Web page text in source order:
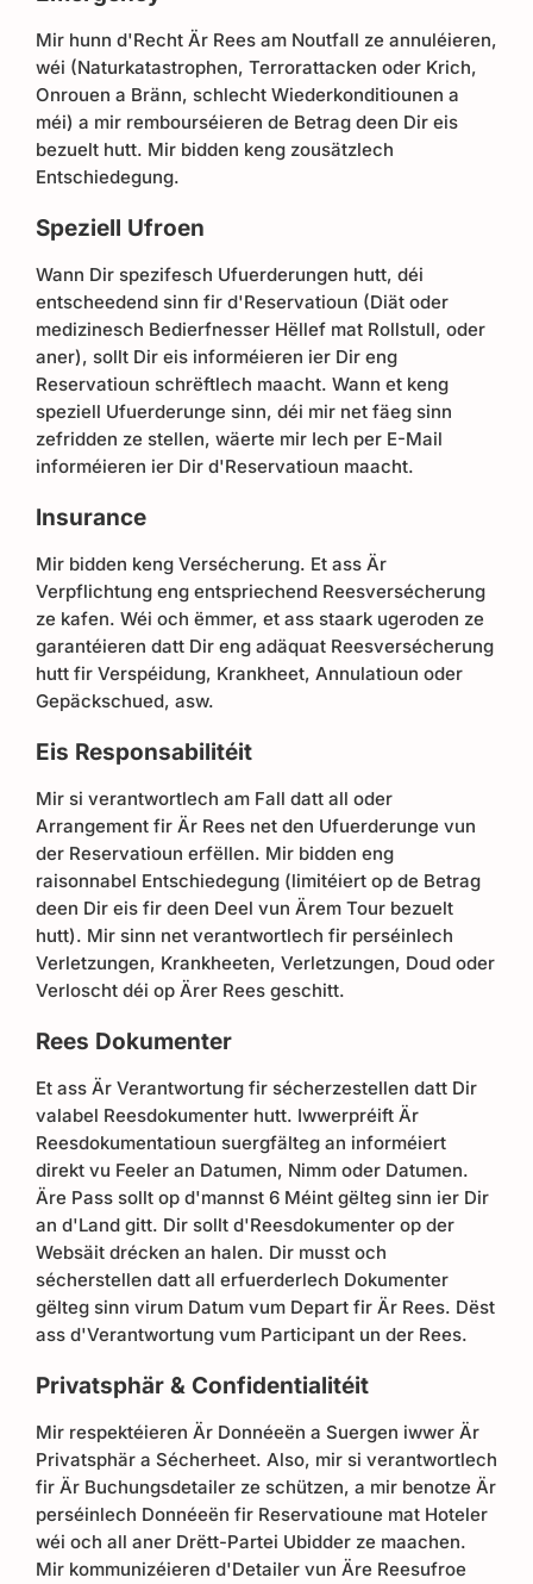
Mir hunn d'Recht Är Rees am Noutfall ze annuléieren,
wéi (Naturkatastrophen, Terrorattacken oder Krich,
Onrouen a Bränn, schlecht Wiederkonditiounen a
méi) a mir rembourséieren de Betrag deen Dir eis
bezuelt hutt. Mir bidden keng zousätzlech
Entschiedegung.
Speziell Ufroen
Wann Dir spezifesch Ufuerderungen hutt, déi
entscheedend sinn fir d'Reservatioun (Diät oder
medizinesch Bedierfnesser Hëllef mat Rollstull, oder
aner), sollt Dir eis informéieren ier Dir eng
Reservatioun schrëftlech maacht. Wann et keng
speziell Ufuerderunge sinn, déi mir net fäeg sinn
zefridden ze stellen, wäerte mir Iech per E-Mail
informéieren ier Dir d'Reservatioun maacht.
Insurance
Mir bidden keng Versécherung. Et ass Är
Verpflichtung eng entspriechend Reesversécherung
ze kafen. Wéi och ëmmer, et ass staark ugeroden ze
garantéieren datt Dir eng adäquat Reesversécherung
hutt fir Verspéidung, Krankheet, Annulatioun oder
Gepäckschued, asw.
Eis Responsabilitéit
Mir si verantwortlech am Fall datt all oder
Arrangement fir Är Rees net den Ufuerderunge vun
der Reservatioun erfëllen. Mir bidden eng
raisonnabel Entschiedegung (limitéiert op de Betrag
deen Dir eis fir deen Deel vun Ärem Tour bezuelt
hutt). Mir sinn net verantwortlech fir perséinlech
Verletzungen, Krankheeten, Verletzungen, Doud oder
Verloscht déi op Ärer Rees geschitt.
Rees Dokumenter
Et ass Är Verantwortung fir sécherzestellen datt Dir
valabel Reesdokumenter hutt. Iwwerpréift Är
Reesdokumentatioun suergfälteg an informéiert
direkt vu Feeler an Datumen, Nimm oder Datumen.
Äre Pass sollt op d'mannst 6 Méint gëlteg sinn ier Dir
an d'Land gitt. Dir sollt d'Reesdokumenter op der
Websäit drécken an halen. Dir musst och
sécherstellen datt all erfuerderlech Dokumenter
gëlteg sinn virum Datum vum Depart fir Är Rees. Dëst
ass d'Verantwortung vum Participant un der Rees.
Privatsphär & Confidentialitéit
Mir respektéieren Är Donnéeën a Suergen iwwer Är
Privatsphär a Sécherheet. Also, mir si verantwortlech
fir Är Buchungsdetailer ze schützen, a mir benotze Är
perséinlech Donnéeën fir Reservatioune mat Hoteler
wéi och all aner Drëtt-Partei Ubidder ze maachen.
Mir kommunizéieren d'Detailer vun Äre Reesufroe